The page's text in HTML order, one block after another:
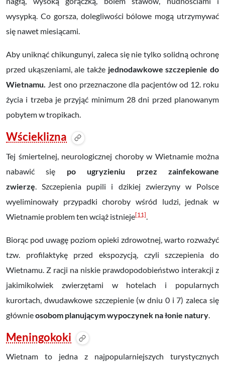
wysypką. Co gorsza, dolegliwości bólowe mogą utrzymywać
się nawet miesiącami.
Aby uniknąć chikungunyi, zaleca się nie tylko solidną ochronę
przed ukąszeniami, ale także jednodawkowe szczepienie do
Wietnamu. Jest ono przeznaczone dla pacjentów od 12. roku
życia i trzeba je przyjąć minimum 28 dni przed planowanym
pobytem w tropikach.
Wścieklizna
Tej śmiertelnej, neurologicznej choroby w Wietnamie można
nabawić się po ugryzieniu przez zainfekowane
zwierzę . Szczepienia pupili i dzikiej zwierzyny w Polsce
wyeliminowały przypadki choroby wśród ludzi, jednak w
Wietnamie problem ten wciąż istnieje[11]
Biorąc pod uwagę poziom opieki zdrowotnej, warto rozważyć
tzw. profilaktykę przed ekspozycją , czyli szczepienia do
Wietnamu. Z racji na niskie prawdopodobieństwo interakcji z
jakimikolwiek zwierzętami w hotelach i popularnych
kurortach, dwudawkowe szczepienie (w dniu 0 i 7) zaleca się
głównieosobom planującym wypoczynek na łonie natury
Meningokoki
Wietnam to jedna z najpopularniejszych turystycznych